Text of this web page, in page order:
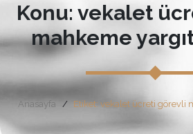
Konu: vekalet
mahkeme
Anasayfa Etiket: vekalet ücreti görevli